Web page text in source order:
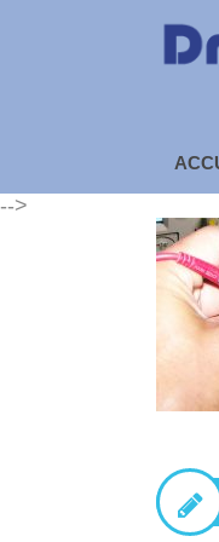
-->